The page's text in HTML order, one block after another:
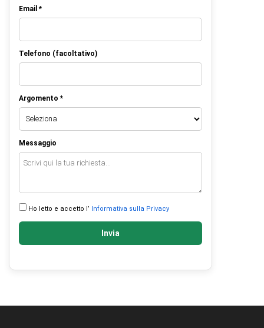
Email *
Telefono (facoltativo)
Argomento *
Messaggio
Ho letto e accetto l’ Informativa sulla Privacy
Invia